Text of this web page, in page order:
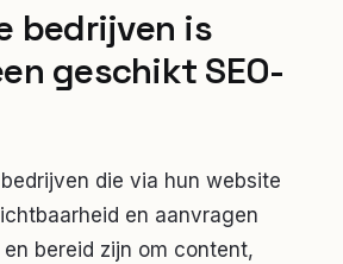
bedrijven is
geschikt SEO-
die via hun website
en aanvragen
bereid zijn om content,